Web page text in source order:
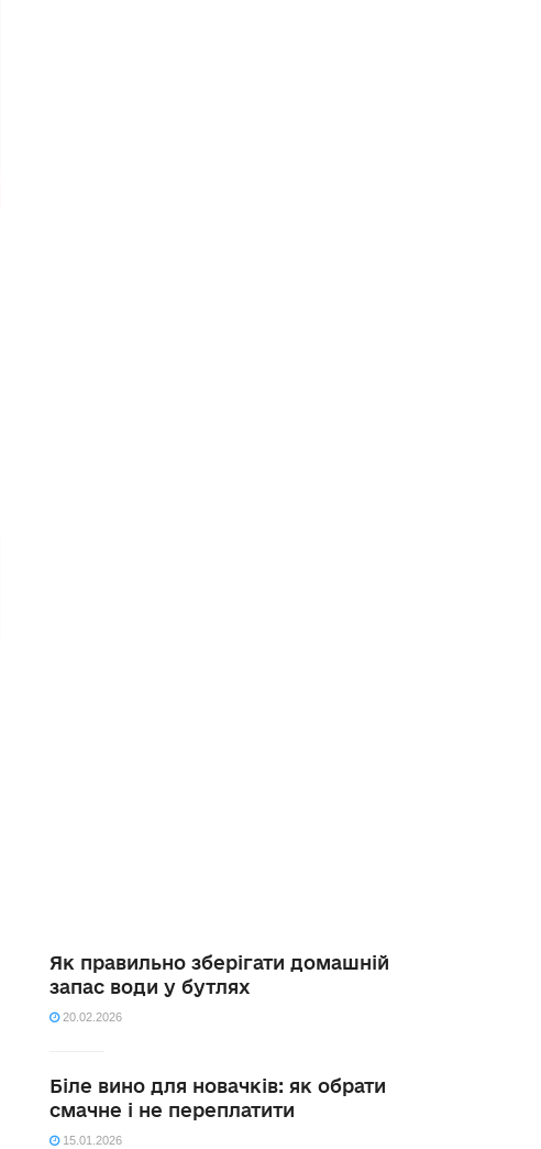
Як правильно зберігати домашній
запас води у бутлях
20.02.2026
Біле вино для новачків: як обрати
смачне і не переплатити
15.01.2026